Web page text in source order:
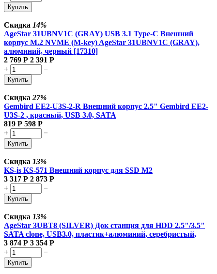
Купить
Скидка 14%
AgeStar 31UBNV1C (GRAY) USB 3.1 Type-C Внешний
корпус M.2 NVME (M-key) AgeStar 31UBNV1C (GRAY),
алюминий, черный [17310]
2 769 Р 2 391 Р
+
−
Купить
Скидка 27%
Gembird EE2-U3S-2-R Внешний корпус 2.5" Gembird EE2-
U3S-2 , красный, USB 3.0, SATA
819 Р 598 Р
+
−
Купить
Скидка 13%
KS-is KS-571 Внешний корпус для SSD M2
3 317 Р 2 873 Р
+
−
Купить
Скидка 13%
AgeStar 3UBT8 (SILVER) Док станция для HDD 2.5"/3.5"
SATA clone, USB3.0, пластик+алюминий, серебристый,
3 874 Р 3 354 Р
+
−
Купить